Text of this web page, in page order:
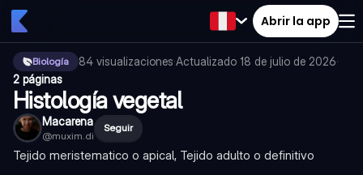
Abrir la app
Biología 84 visualizaciones·Actualizado 18 de julio de 2026·
2 páginas
Histología vegetal
Macarena
@muxim.di
Seguir
Tejido meristematico o apical, Tejido adulto o definitivo